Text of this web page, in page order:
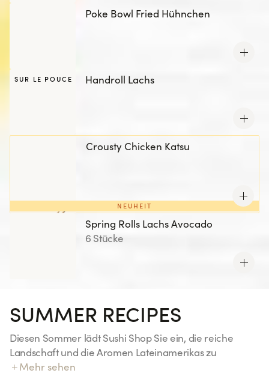
Poke Bowl Fried Hühnchen
SUR LE POUCE Handroll Lachs
NEUHEIT
Crousty Chicken Katsu
Spring Rolls Lachs Avocado
6 Stücke
SUMMER RECIPES
Diesen Sommer lädt Sushi Shop Sie ein, die reiche
Landschaft und die Aromen Lateinamerikas zu
erkunden. Jede Kreation dieser Sommerkollektion ist ein
Mehr sehen